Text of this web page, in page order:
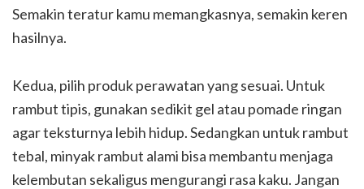
Semakin teratur kamu memangkasnya, semakin keren
hasilnya.
Kedua, pilih produk perawatan yang sesuai. Untuk
rambut tipis, gunakan sedikit gel atau pomade ringan
agar teksturnya lebih hidup. Sedangkan untuk rambut
tebal, minyak rambut alami bisa membantu menjaga
kelembutan sekaligus mengurangi rasa kaku. Jangan